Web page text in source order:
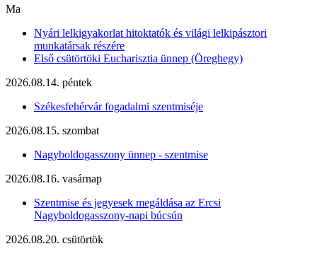
Ma
Nyári lelkigyakorlat hitoktatók és világi lelkipásztori
munkatársak részére
Első csütörtöki Eucharisztia ünnep (Öreghegy)
2026.08.14. péntek
Székesfehérvár fogadalmi szentmiséje
2026.08.15. szombat
Nagyboldogasszony ünnep - szentmise
2026.08.16. vasárnap
Szentmise és jegyesek megáldása az Ercsi
Nagyboldogasszony-napi búcsún
2026.08.20. csütörtök